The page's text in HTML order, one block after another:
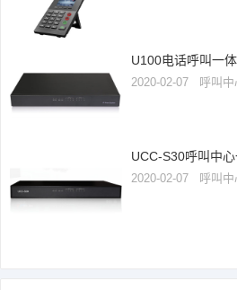
U100电话呼叫一
2020-02-07 呼叫
UCC-S30呼叫中
2020-02-07 呼叫